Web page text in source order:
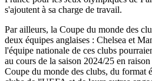
s'ajoutent à sa charge de travail.
Par ailleurs, la Coupe du monde des
deux équipes anglaises : Chelsea et
l'équipe nationale de ces clubs
au cours de la saison 2024/25 en
Coupe du monde des clubs, du format